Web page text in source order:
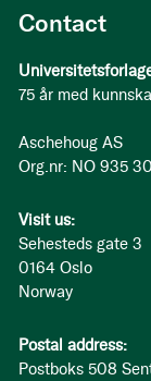
Contact
75 år med
Aschehoug AS
Org.nr: NO 935
Visit us:
Sehesteds gate 3
0164 Oslo
Norway
Postal address:
Postboks 508